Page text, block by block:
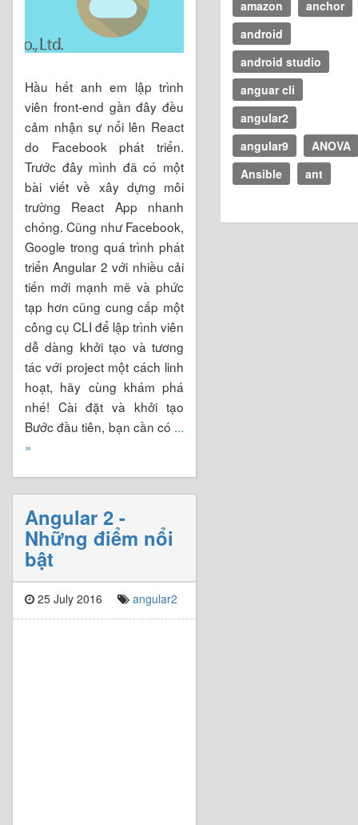
Hầu hết anh em lập trình
viên front-end gần đây đều
cảm nhận sự nổi lên React
do Facebook phát triển.
Trước đây mình đã có một
bài viết về xây dựng môi
trường React App nhanh
chóng. Cũng như Facebook,
Google trong quá trình phát
triển Angular 2 với nhiều cải
tiến mới mạnh mẽ và phức
tạp hơn cũng cung cấp một
công cụ CLI để lập trình viên
dễ dàng khởi tạo và tương
tác với project một cách linh
hoạt, hãy cùng khám phá
nhé! Cài đặt và khởi tạo
Bước đầu tiên, bạn cần có ...
»
Angular 2 -
Những điểm nổi
bật
25 July 2016 angular2
amazon
anchor
android
android studio
anguar cli
angular2
angular9
ANOVA
Ansible
ant